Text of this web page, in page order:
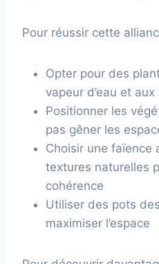
Pour réussir cette
Opter pour des
vapeur d’eau et
Positionner les
pas gêner les
Choisir une faïence
textures naturelles
cohérence
Utiliser des pots
maximiser l’espace